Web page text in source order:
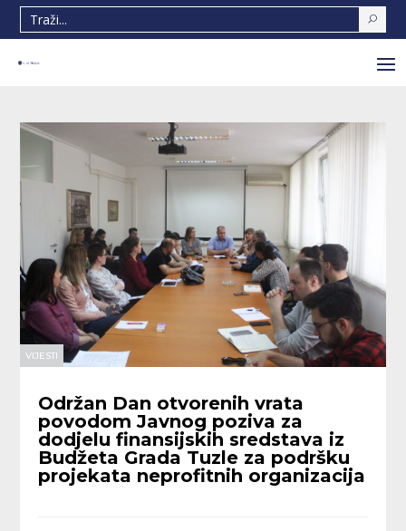
VIJESTI
Održan Dan otvorenih vrata
povodom Javnog poziva za
dodjelu finansijskih sredstava iz
Budžeta Grada Tuzle za podršku
projekata neprofitnih organizacija